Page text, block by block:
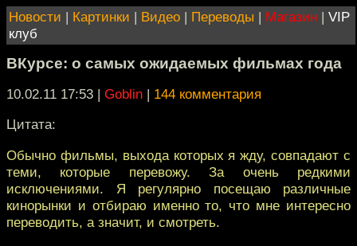
Новости | Картинки | Видео | Переводы | Магазин | VIP
клуб
ВКурсе: о самых ожидаемых фильмах года
10.02.11 17:53 | Goblin | 144 комментария
Цитата:
Обычно фильмы, выхода которых я жду, совпадают с
теми, которые перевожу. За очень редкими
исключениями. Я регулярно посещаю различные
кинорынки и отбираю именно то, что мне интересно
переводить, а значит, и смотреть.